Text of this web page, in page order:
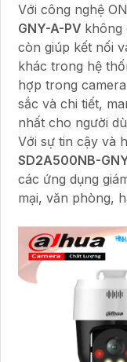
Với công nghệ
GNY-A-PV không
còn giúp kết nối
khác trong hệ
hợp trong
sắc và chi tiết,
nhất cho người
Với sự tin cậy và
SD2A500NB-
các ứng dụng
mại, văn phòng,